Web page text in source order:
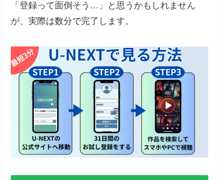
「登録って面倒そう…」と思うかもしれません
が、実際は数分で完了します。